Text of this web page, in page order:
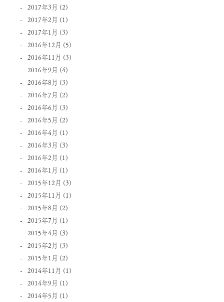
2017年3月 (2)
2017年2月 (1)
2017年1月 (3)
2016年12月 (5)
2016年11月 (3)
2016年9月 (4)
2016年8月 (3)
2016年7月 (2)
2016年6月 (3)
2016年5月 (2)
2016年4月 (1)
2016年3月 (3)
2016年2月 (1)
2016年1月 (1)
2015年12月 (3)
2015年11月 (1)
2015年8月 (2)
2015年7月 (1)
2015年4月 (3)
2015年2月 (3)
2015年1月 (2)
2014年11月 (1)
2014年9月 (1)
2014年5月 (1)